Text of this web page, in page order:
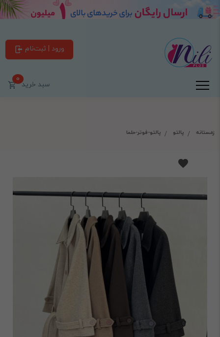
ورود | ثبت‌نام
سبد خرید0
زمستانه پالتو پالتو-فوتر-حلما